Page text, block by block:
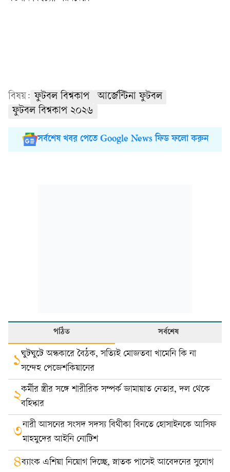
বিষয়: ফুটবল বিশ্বকাপ
আর্জেন্টিনা ফুটবল
ফুটবল বিশ্বকাপ ২০২৬
সর্বশেষ খবর পেতে Google News ফিড ফলো করুন
পঠিত সর্বশেষ
১ঘুটঘুটে অন্ধকারে বৈঠক, সত্যিই মোজতবা খামেনি কি না
সন্দেহ পেজেশকিয়ানের
২কর্মীর স্ত্রীর সঙ্গে শারীরিক সম্পর্ক জামায়াত নেতার, দল থেকে
বহিষ্কার
৩নারী আসনের সংসদ সদস্য বিথীকা বিনতে হোসাইনকে আসিফ
মাহমুদের আইনি নোটিশ
৪ব্যাংক এশিয়া নিয়োগ দিচ্ছে, স্নাতক পাসেই আবেদনের সুযোগ